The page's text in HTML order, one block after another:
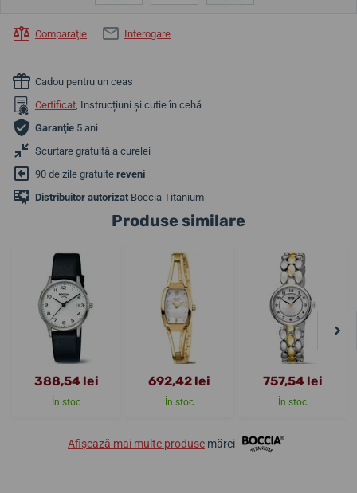
Comparaţie Interogare
Cadou pentru un ceas
Certificat, Instrucțiuni și cutie în cehă
Garanţie 5 ani
Scurtare gratuită a curelei
90 de zile gratuite reveni
Distribuitor autorizat Boccia Titanium
Produse similare
388,54 lei
În stoc
692,42 lei
În stoc
757,54 lei
În stoc
Afișează mai multe produse mărci